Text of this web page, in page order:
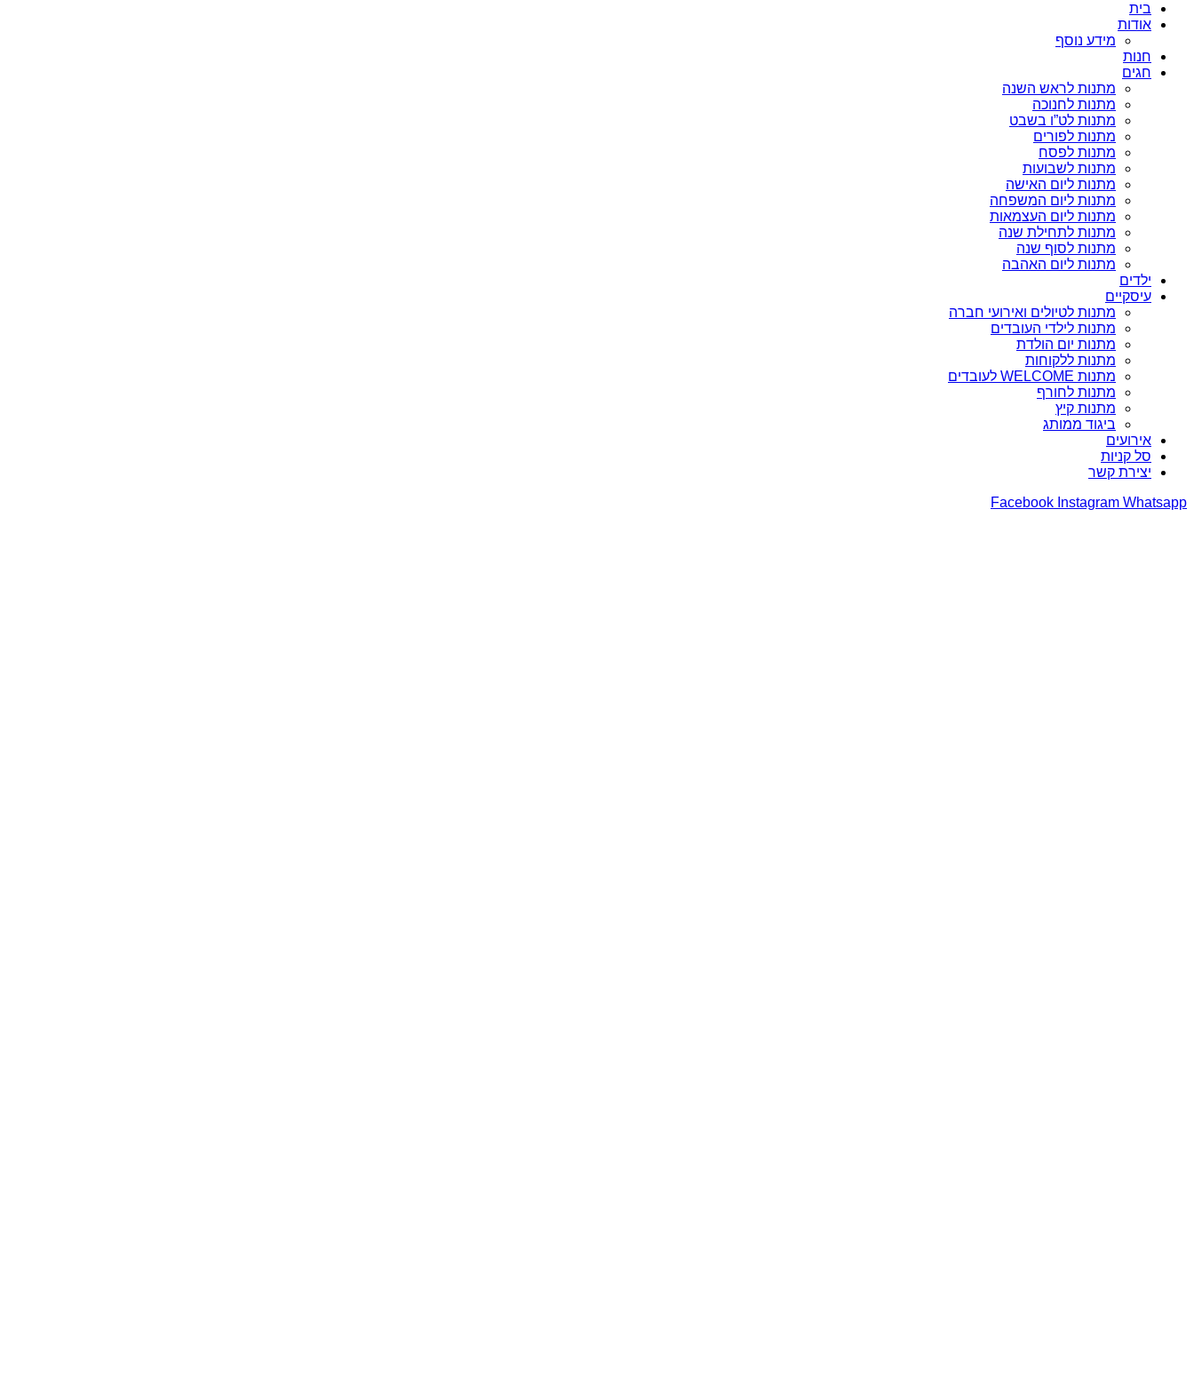
בית
אודות
מידע נוסף
חנות
חגים
מתנות לראש השנה
מתנות לחנוכה
מתנות לט”ו בשבט
מתנות לפורים
מתנות לפסח
מתנות לשבועות
מתנות ליום האישה
מתנות ליום המשפחה
מתנות ליום העצמאות
מתנות לתחילת שנה
מתנות לסוף שנה
מתנות ליום האהבה
ילדים
עיסקיים
מתנות לטיולים ואירועי חברה
מתנות לילדי העובדים
מתנות יום הולדת
מתנות ללקוחות
מתנות WELCOME לעובדים
מתנות לחורף
מתנות קיץ
ביגוד ממותג
אירועים
סל קניות
יצירת קשר
Facebook Instagram Whatsapp